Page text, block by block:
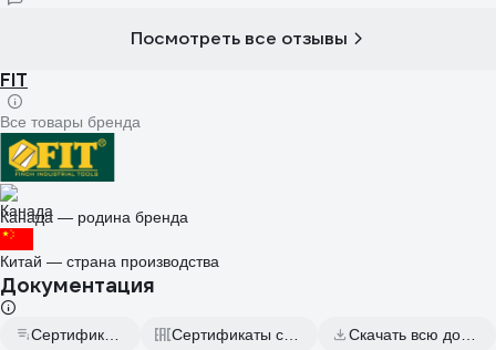
Посмотреть все отзывы
FIT
Все товары бренда
Канада — родина бренда
Китай — страна производства
Документация
Сертификаты соответствия